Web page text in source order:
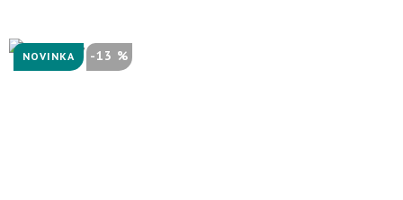
NOVINKA -13 %